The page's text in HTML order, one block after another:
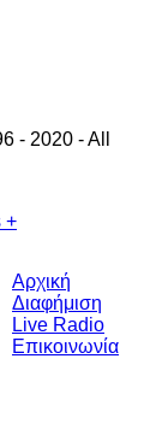
- 2020 - All
+
Αρχική
Διαφήμιση
Live Radio
Επικοινωνία